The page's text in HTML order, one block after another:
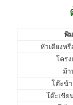
คำถามที่พบบ่อ
พูดคุยกันตอนนี้
พิ
หัวเตียงหรื
โครง
ม้า
โต๊ะข้า
โต๊ะเขีย